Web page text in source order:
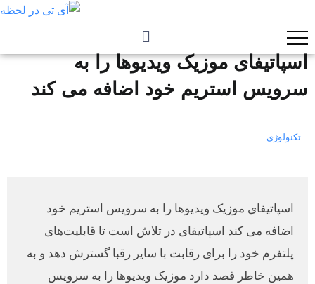
اسپاتیفای موزیک ویدیوها را به
سرویس استریم خود اضافه می کند
تکنولوژی
اسپاتیفای موزیک ویدیوها را به سرویس استریم خود
اضافه می کند اسپاتیفای در تلاش است تا قابلیت‌های
پلتفرم خود را برای رقابت با سایر رقبا گسترش دهد و به
همین خاطر قصد دارد موزیک ویدیوها را به سرویس